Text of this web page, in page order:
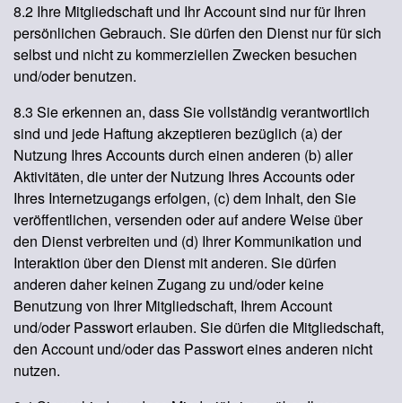
8.2 Ihre Mitgliedschaft und Ihr Account sind nur für Ihren
persönlichen Gebrauch. Sie dürfen den Dienst nur für sich
selbst und nicht zu kommerziellen Zwecken besuchen
und/oder benutzen.
8.3 Sie erkennen an, dass Sie vollständig verantwortlich
sind und jede Haftung akzeptieren bezüglich (a) der
Nutzung Ihres Accounts durch einen anderen (b) aller
Aktivitäten, die unter der Nutzung Ihres Accounts oder
Ihres Internetzugangs erfolgen, (c) dem Inhalt, den Sie
veröffentlichen, versenden oder auf andere Weise über
den Dienst verbreiten und (d) Ihrer Kommunikation und
Interaktion über den Dienst mit anderen. Sie dürfen
anderen daher keinen Zugang zu und/oder keine
Benutzung von Ihrer Mitgliedschaft, Ihrem Account
und/oder Passwort erlauben. Sie dürfen die Mitgliedschaft,
den Account und/oder das Passwort eines anderen nicht
nutzen.